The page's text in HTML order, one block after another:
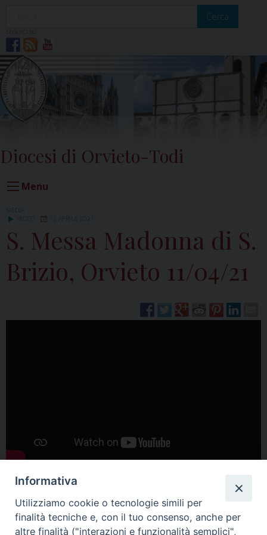
Cerca
Diocesi di Orvieto-Todi
Menu
MEDIA
VIDEO
13 APRILE 2021
S. Messa Madonna di S.
Brizio, Orvieto 11/04/21
Informativa
Utilizziamo cookie o tecnologie simili per
finalità tecniche e, con il tuo consenso, anche per
altre finalità ("interazioni e funzionalità semplici",